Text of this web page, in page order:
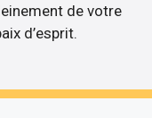
de votre
d’esprit.